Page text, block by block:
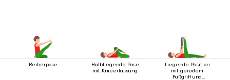
Reiherpose
Halbliegende Pose
mit Knieerfassung
Liegende Position
mit geradem
Fußgriff und